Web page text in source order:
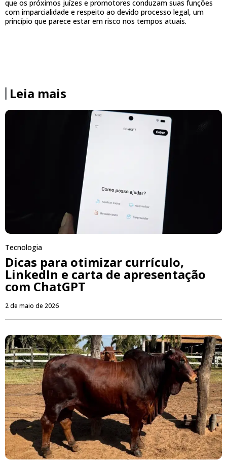
que os próximos juízes e promotores conduzam suas funções
com imparcialidade e respeito ao devido processo legal, um
princípio que parece estar em risco nos tempos atuais.
Leia mais
Tecnologia
Dicas para otimizar currículo,
LinkedIn e carta de apresentação
com ChatGPT
2 de maio de 2026